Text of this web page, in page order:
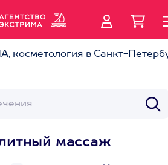
косметология в Санкт-
массаж